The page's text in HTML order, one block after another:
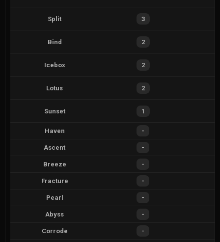
Split 3
Bind 2
Icebox 2
Lotus 2
Sunset 1
Haven -
Ascent -
Breeze -
Fracture -
Pearl -
Abyss -
Corrode -